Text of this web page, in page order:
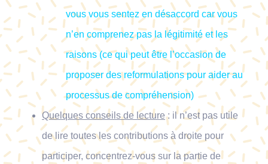
vous vous sentez en désaccord car vous
n’en comprenez pas la légitimité et les
raisons (ce qui peut être l’occasion de
proposer des reformulations pour aider au
processus de compréhension)
Quelques conseils de lecture: il n’est pas utile
de lire toutes les contributions à droite pour
participer, concentrez-vous sur la partie de